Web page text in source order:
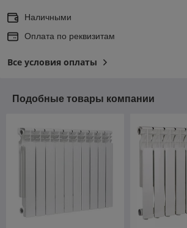
Наличными
Оплата по реквизитам
Все условия оплаты
Подобные товары компании